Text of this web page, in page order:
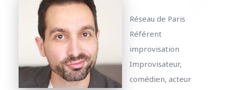
Réseau de Paris
Référent
improvisation
Improvisateur,
comédien, acteur